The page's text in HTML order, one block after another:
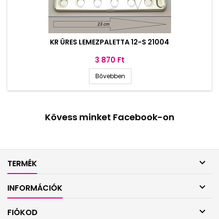
KR ÜRES LEMEZPALETTA 12-S 21004
Ár
3 870 Ft
Bővebben
Kövess minket Facebook-on
TERMÉK 
INFORMÁCIÓK 
FIÓKOD 